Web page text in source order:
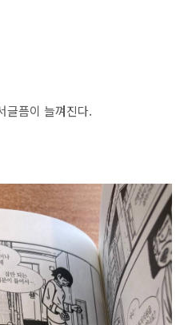
글픔이 늘껴진다.